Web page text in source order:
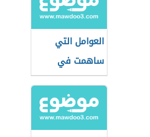
العوامل التي
ساهمت في
ظهور الفلسفة